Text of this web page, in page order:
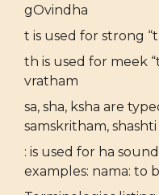
gOvindha
t is used for strong
th is used for meek
vratham
sa, sha, ksha are
samskritham,
: is used for ha
examples: nama: to